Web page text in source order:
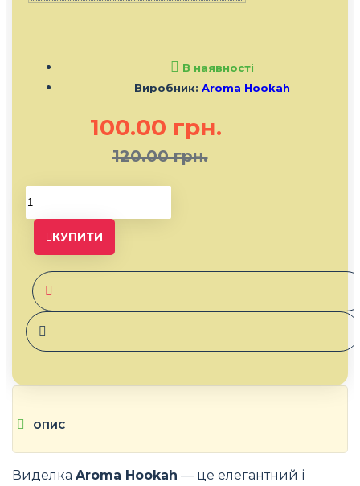
100.00 грн.
120.00 грн.
В наявності
Виробник: Aroma Hookah
КУПИТИ
ОПИС
Виделка Aroma Hookah — це елегантний і